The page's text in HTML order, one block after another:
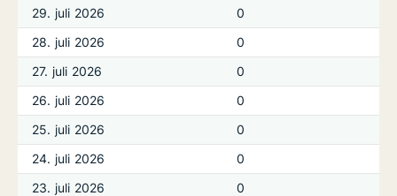
29. juli 2026
0
28. juli 2026
0
27. juli 2026
0
26. juli 2026
0
25. juli 2026
0
24. juli 2026
0
23. juli 2026
0